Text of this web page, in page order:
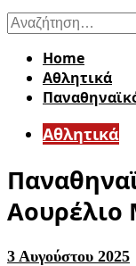
Αναζήτηση
για:
Home
Αθλητικά
Αθλητικά
3 Αυγούστου 2025